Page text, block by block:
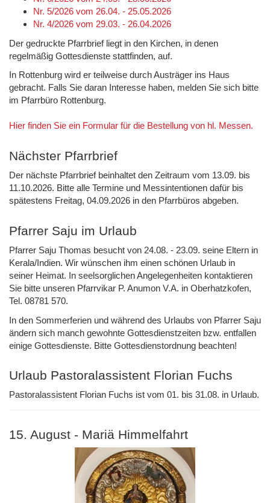
Nr. 5/2026 vom 26.04. - 25.05.2026
Nr. 4/2026 vom 29.03. - 26.04.2026
Der gedruckte Pfarrbrief liegt in den Kirchen, in denen
regelmäßig Gottesdienste stattfinden, auf.
In Rottenburg wird er teilweise durch Austräger ins Haus
gebracht. Falls Sie daran Interesse haben, melden Sie sich bitte
im Pfarrbüro Rottenburg.
Hier finden Sie ein Formular für die Bestellung von hl. Messen.
Nächster Pfarrbrief
Der nächste Pfarrbrief beinhaltet den Zeitraum vom 13.09. bis
11.10.2026. Bitte alle Termine und Messintentionen dafür bis
spätestens Freitag, 04.09.2026 in den Pfarrbüros abgeben.
Pfarrer Saju im Urlaub
Pfarrer Saju Thomas besucht von 24.08. - 23.09. seine Eltern in
Kerala/Indien. Wir wünschen ihm einen schönen Urlaub in
seiner Heimat. In seelsorglichen Angelegenheiten kontaktieren
Sie bitte unseren Pfarrvikar P. Anumon V.A. in Oberhatzkofen,
Tel. 08781 570.
In den Sommerferien und während des Urlaubs von Pfarrer Saju
ändern sich manch gewohnte Gottesdienstzeiten bzw. entfallen
einige Gottesdienste. Bitte Gottesdienstordnung beachten!
Urlaub Pastoralassistent Florian Fuchs
Pastoralassistent Florian Fuchs ist vom 01. bis 31.08. in Urlaub.
15. August - Mariä Himmelfahrt